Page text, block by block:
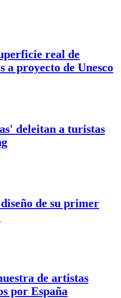
real de
a proyecto de Unesco
deleitan a turistas
de su primer
de artistas
por España